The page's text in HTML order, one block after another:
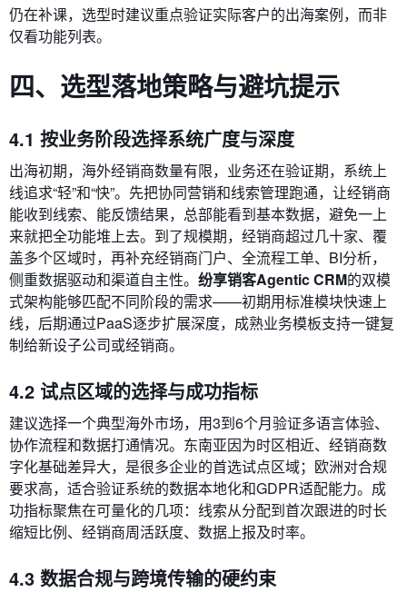
仍在补课，选型时建议重点验证实际客户的出海案例，而非
仅看功能列表。
四、选型落地策略与避坑提示
4.1 按业务阶段选择系统广度与深度
出海初期，海外经销商数量有限，业务还在验证期，系统上
线追求“轻”和“快”。先把协同营销和线索管理跑通，让经销商
能收到线索、能反馈结果，总部能看到基本数据，避免一上
来就把全功能堆上去。到了规模期，经销商超过几十家、覆
盖多个区域时，再补充经销商门户、全流程工单、BI分析，
侧重数据驱动和渠道自主性。 纷享销客Agentic CRM的双模
式架构能够匹配不同阶段的需求——初期用标准模块快速上
线，后期通过PaaS逐步扩展深度，成熟业务模板支持一键复
制给新设子公司或经销商。
4.2 试点区域的选择与成功指标
建议选择一个典型海外市场，用3到6个月验证多语言体验、
协作流程和数据打通情况。东南亚因为时区相近、经销商数
字化基础差异大，是很多企业的首选试点区域；欧洲对合规
要求高，适合验证系统的数据本地化和GDPR适配能力。成
功指标聚焦在可量化的几项：线索从分配到首次跟进的时长
缩短比例、经销商周活跃度、数据上报及时率。
4.3 数据合规与跨境传输的硬约束